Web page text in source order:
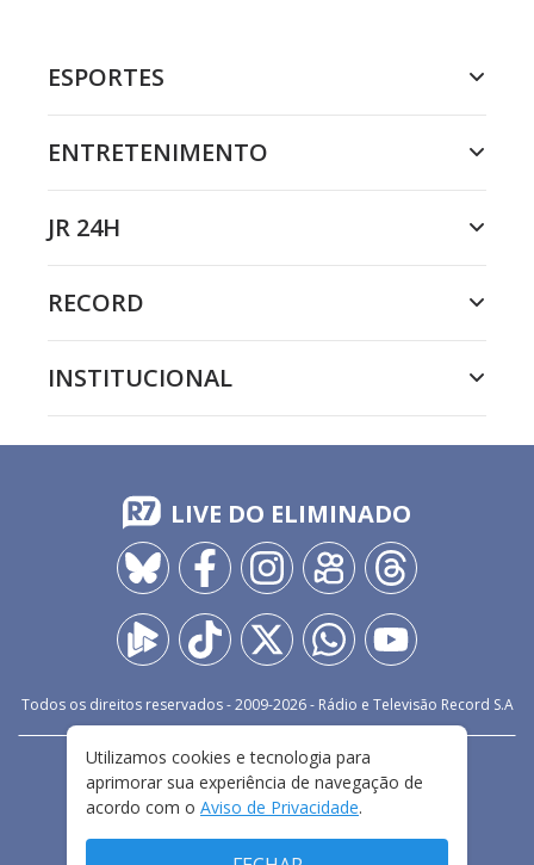
ESPORTES
ENTRETENIMENTO
JR 24H
RECORD
INSTITUCIONAL
LIVE DO ELIMINADO
Todos os direitos reservados - 2009-2026- Rádio e Televisão Record S.A
FALE CONOSCO
PRIVACIDADE
TERMOS E CONDIÇÕES DE USO
Utilizamos cookies e tecnologia para
aprimorar sua experiência de navegação de
acordo com o Aviso de Privacidade.